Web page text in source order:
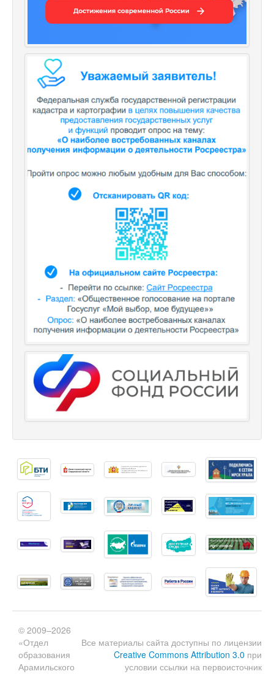
Все материалы сайта доступны по лицензии
Creative Commons Attribution 3.0 при
условии ссылки на первоисточник
© 2009–2026
«Отдел
образования
Арамильского